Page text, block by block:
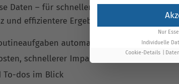
Daten – für schnellere Entscheidungen,
und effizientere Ergebnisse.
automatisiert
schnellerer Impact
To-dos im Blick
Nur
Individuelle
Cookie-Details